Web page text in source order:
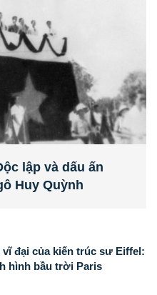
lập và dấu ấn
Huy Quỳnh
đại của kiến trúc sư Eiffel:
hình bầu trời Paris